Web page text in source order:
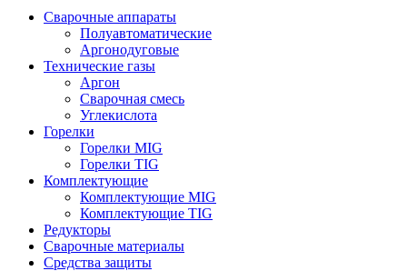
Сварочные аппараты
Полуавтоматические
Аргонодуговые
Технические газы
Аргон
Сварочная смесь
Углекислота
Горелки
Горелки MIG
Горелки TIG
Комплектующие
Комплектующие MIG
Комплектующие TIG
Редукторы
Сварочные материалы
Средства защиты